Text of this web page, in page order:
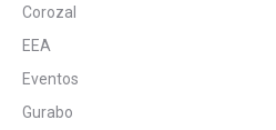
Corozal
EEA
Eventos
Gurabo